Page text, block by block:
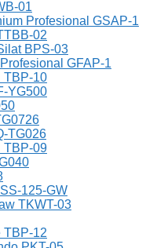
01
Profesional GSAP-1
02
BPS-03
GFAP-1
TBP-10
YG500
TG026
TBP-09
125-GW
TKWT-03
TBP-12